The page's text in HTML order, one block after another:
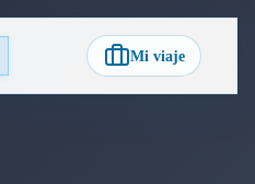
Mi viaje